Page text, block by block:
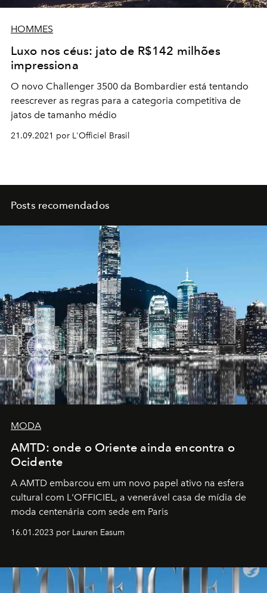
HOMMES
Luxo nos céus: jato de R$142 milhões
impressiona
O novo Challenger 3500 da Bombardier está tentando
reescrever as regras para a categoria competitiva de
jatos de tamanho médio
21.09.2021 por L'Officiel Brasil
Posts recomendados
MODA
AMTD: onde o Oriente ainda encontra o
Ocidente
A AMTD embarcou em um novo papel ativo na esfera
cultural com L'OFFICIEL, a venerável casa de mídia de
moda centenária com sede em Paris
16.01.2023 por Lauren Easum